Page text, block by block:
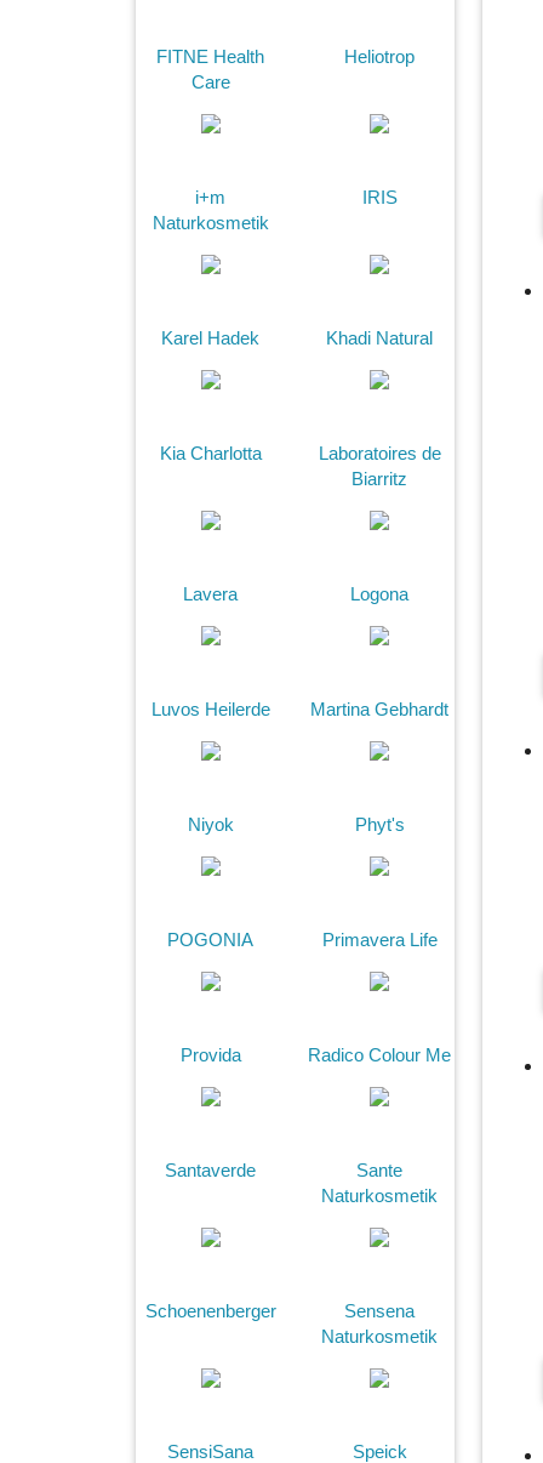
FITNE Health
Care
Heliotrop
i+m
Naturkosmetik
IRIS
Karel Hadek Khadi Natural
Kia Charlotta
Laboratoires de
Biarritz
Lavera Logona
Luvos Heilerde Martina Gebhardt
Niyok Phyt's
POGONIA Primavera Life
Provida Radico Colour Me
Santaverde
Sante
Naturkosmetik
Schoenenberger
Sensena
Naturkosmetik
SensiSana
Speick